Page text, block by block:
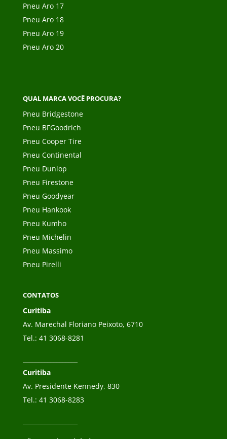
Pneu Aro 17
Pneu Aro 18
Pneu Aro 19
Pneu Aro 20
QUAL MARCA VOCÊ PROCURA?
Pneu Bridgestone
Pneu BFGoodrich
Pneu Cooper Tire
Pneu Continental
Pneu Dunlop
Pneu Firestone
Pneu Goodyear
Pneu Hankook
Pneu Kumho
Pneu Michelin
Pneu Massimo
Pneu Pirelli
CONTATOS
Curitiba
Av. Marechal Floriano Peixoto, 6710
Tel.: 41 3068-8281
Curitiba
Av. Presidente Kennedy, 830
Tel.: 41 3068-8283